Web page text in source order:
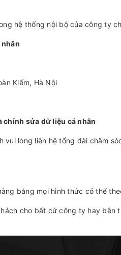
hệ thống nội bộ của công ty
Kiếm, Hà Nội
chỉnh sửa dữ liệu cá nhân
vui lòng liên hệ tổng đài chăm
bằng mọi hình thức có thể
cho bất cứ công ty hay